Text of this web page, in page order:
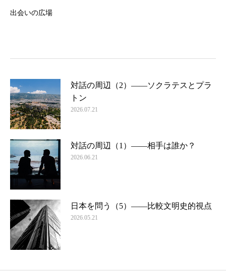
出会いの広場
対話の周辺（2）――ソクラテスとプラ
トン
2026.07.21
対話の周辺（1）――相手は誰か？
2026.06.21
日本を問う（5）――比較文明史的視点
2026.05.21